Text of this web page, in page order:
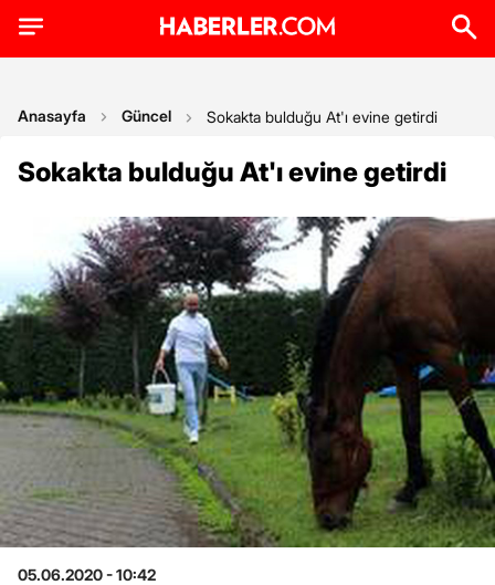
Anasayfa Güncel Sokakta bulduğu At'ı evine getirdi
Sokakta bulduğu At'ı evine getirdi
05.06.2020 - 10:42